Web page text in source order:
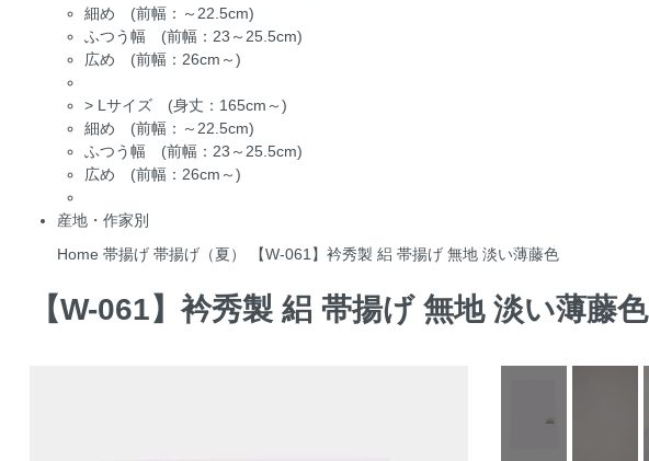
細め (前幅：～22.5cm)
ふつう幅 (前幅：23～25.5cm)
広め (前幅：26cm～)
> Lサイズ (身丈：165cm～)
細め (前幅：～22.5cm)
ふつう幅 (前幅：23～25.5cm)
広め (前幅：26cm～)
産地・作家別
Home 帯揚げ 帯揚げ（夏） 【W-061】衿秀製 絽 帯揚げ 無地 淡い薄藤色
【W-061】衿秀製 絽 帯揚げ 無地 淡い薄藤色